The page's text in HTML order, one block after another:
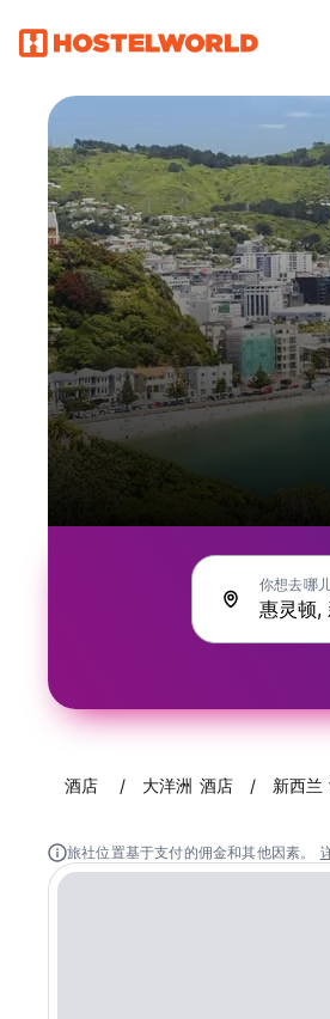
你想去哪
酒店 大洋洲 酒店 新西兰
旅社位置基于支付的佣金和其他因素。